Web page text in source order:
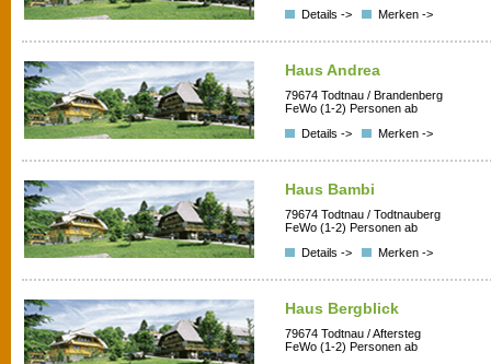
Details ->
Merken ->
Haus Andrea
79674 Todtnau / Brandenberg
FeWo (1-2) Personen ab
Details ->
Merken ->
Haus Bambi
79674 Todtnau / Todtnauberg
FeWo (1-2) Personen ab
Details ->
Merken ->
Haus Bergblick
79674 Todtnau / Aftersteg
FeWo (1-2) Personen ab